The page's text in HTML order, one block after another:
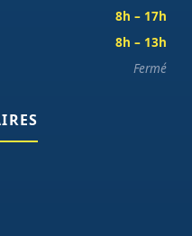
8h – 17h
8h – 13h
Fermé